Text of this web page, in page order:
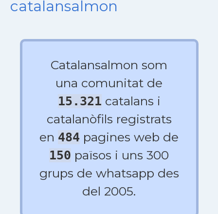
catalansalmon
Catalansalmon som
una comunitat de
15.321 catalans i
catalanòfils registrats
en 484 pagines web de
150 països i uns 300
grups de whatsapp des
del 2005.